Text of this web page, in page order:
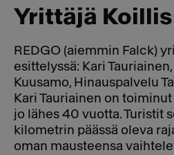
Yrittäjä
REDGO (aiemmin Falck)
esittelyssä: Kari Tauriainen,
Kuusamo, Hinauspalvelu
Kari Tauriainen on
jo lähes 40 vuotta. Turistit
kilometrin päässä oleva
oman mausteensa